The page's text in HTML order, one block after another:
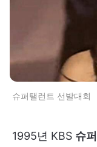
슈퍼탤런트 선발대회
1995년 KBS 슈